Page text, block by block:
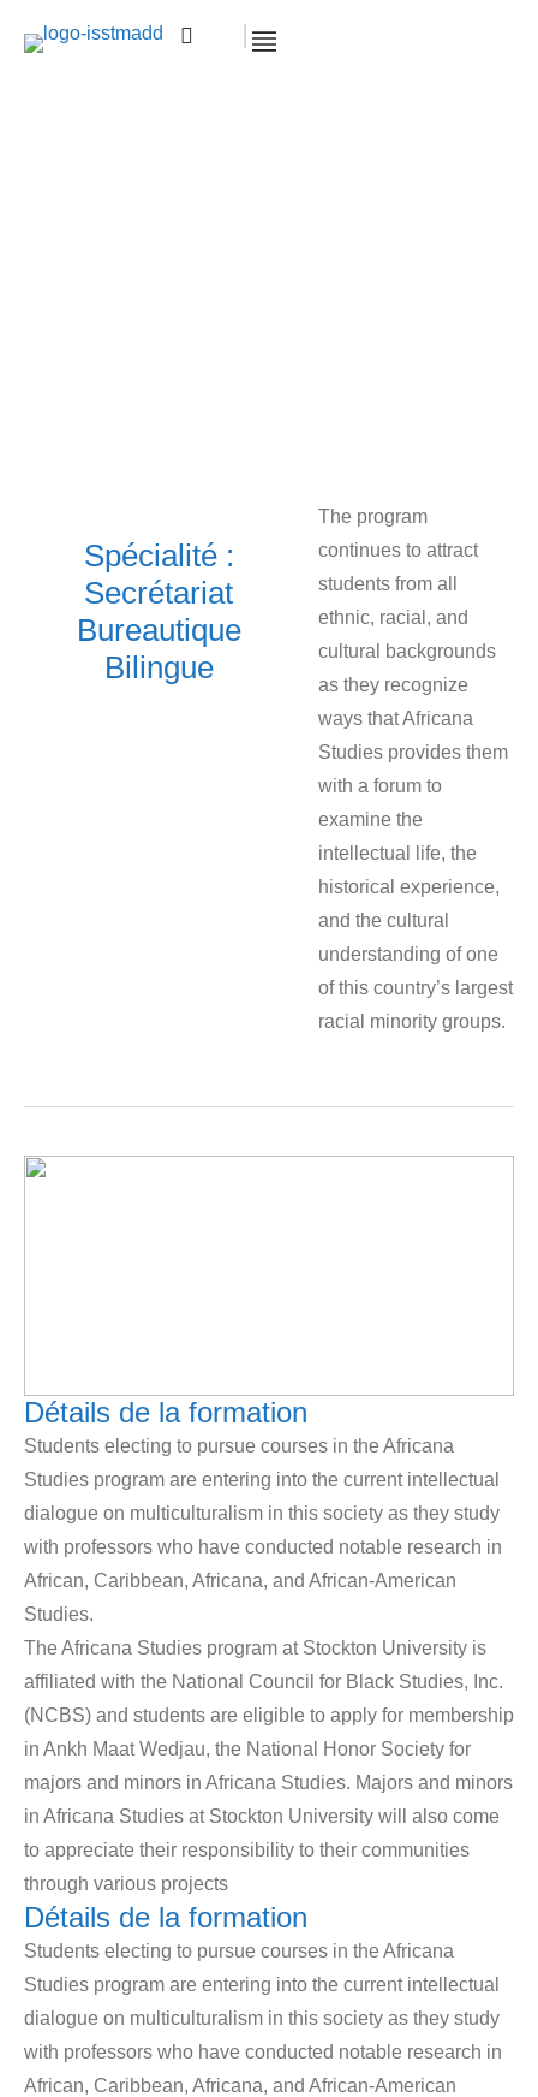
Spécialité :
Secrétariat
Bureautique
Bilingue
The program
continues to attract
students from all
ethnic, racial, and
cultural backgrounds
as they recognize
ways that Africana
Studies provides them
with a forum to
examine the
intellectual life, the
historical experience,
and the cultural
understanding of one
of this country’s largest
racial minority groups.
Détails de la formation​
Students electing to pursue courses in the Africana
Studies program are entering into the current intellectual
dialogue on multiculturalism in this society as they study
with professors who have conducted notable research in
African, Caribbean, Africana, and African-American
Studies.
The Africana Studies program at Stockton University is
affiliated with the National Council for Black Studies, Inc.
(NCBS) and students are eligible to apply for membership
in Ankh Maat Wedjau, the National Honor Society for
majors and minors in Africana Studies. Majors and minors
in Africana Studies at Stockton University will also come
to appreciate their responsibility to their communities
through various projects
Détails de la formation
Students electing to pursue courses in the Africana
Studies program are entering into the current intellectual
dialogue on multiculturalism in this society as they study
with professors who have conducted notable research in
African, Caribbean, Africana, and African-American